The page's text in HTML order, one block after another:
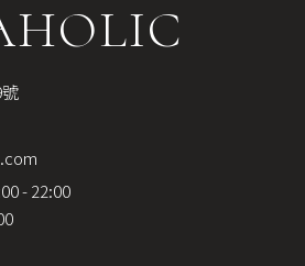
- 22:00